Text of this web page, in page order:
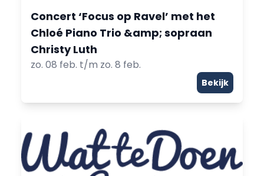
Concert ‘Focus op Ravel’ met het
Chloé Piano Trio &amp; sopraan
Christy Luth
zo. 08 feb. t/m zo. 8 feb.
Bekijk